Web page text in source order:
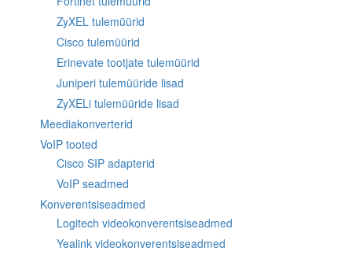
ZyXEL tulemüürid
Cisco tulemüürid
Erinevate tootjate tulemüürid
Juniperi tulemüüride lisad
ZyXELi tulemüüride lisad
Meediakonverterid
VoIP tooted
Cisco SIP adapterid
VoIP seadmed
Konverentsiseadmed
Logitech videokonverentsiseadmed
Yealink videokonverentsiseadmed